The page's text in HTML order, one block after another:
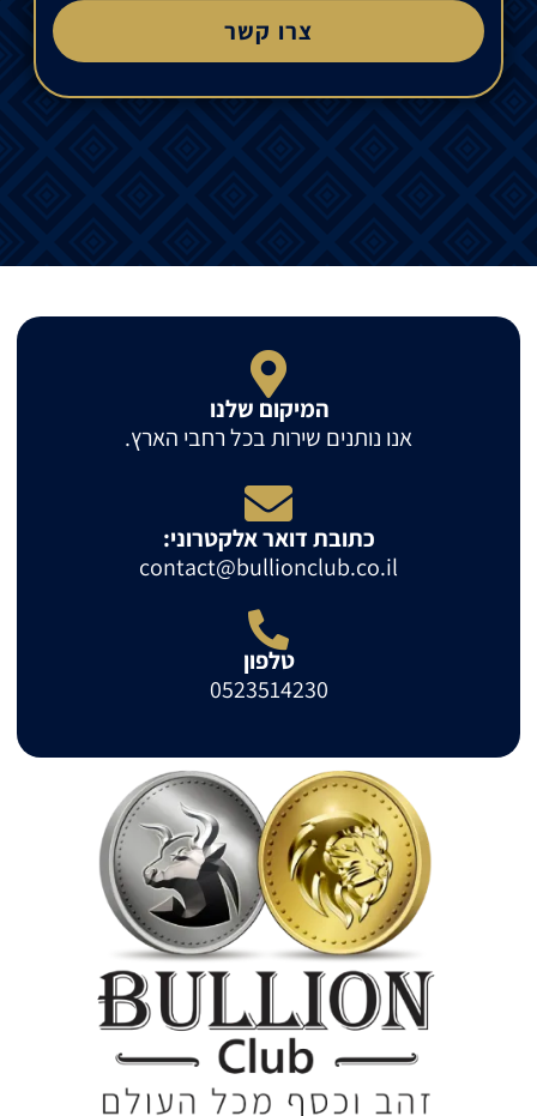
צרו קשר
המיקום שלנו
אנו נותנים שירות בכל רחבי הארץ.
כתובת דואר אלקטרוני:
contact@bullionclub.co.il
טלפון
0523514230